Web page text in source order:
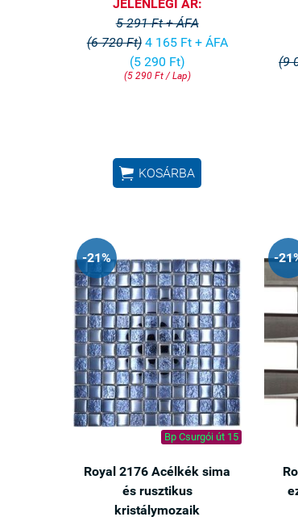
JELENLEGI ÁR:
5 291 Ft + ÁFA
(6 720 Ft) 4 165 Ft + ÁFA
(5 290 Ft)
(5 290 Ft / Lap)
 KOSÁRBA
(9
-21%
Bp Csurgói út 15
Royal 2176 Acélkék sima
és rusztikus
kristálymozaik
-